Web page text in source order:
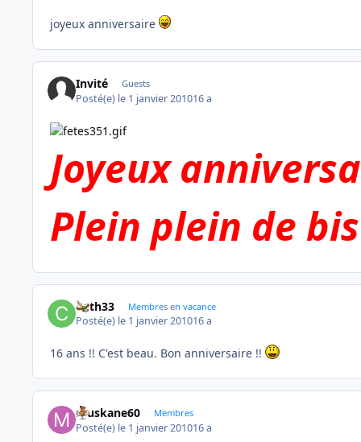
joyeux anniversaire
Invité Guests
Posté(e) le 1 janvier 201016 a
Joyeux
Plein plein de
Cath33 Membres en vacance
Posté(e) le 1 janvier 201016 a
16 ans !! C'est beau. Bon anniversaire !!
muskane60 Membres
Posté(e) le 1 janvier 201016 a